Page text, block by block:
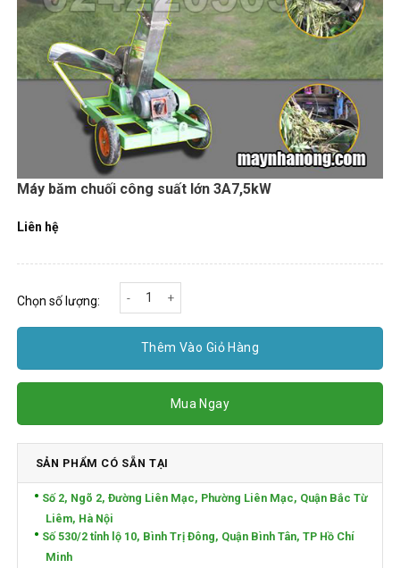
Máy băm chuối công suất lớn 3A7,5kW
Liên hệ
Máy băm chuối công suất lớn 3A7,5kW số lượng
Chọn số lượng:
Thêm Vào Giỏ Hàng
Mua Ngay
SẢN PHẨM CÓ SẴN TẠI
Số 2, Ngõ 2, Đường Liên Mạc, Phường Liên Mạc, Quận Bắc Từ
Liêm, Hà Nội
Số 530/2 tỉnh lộ 10, Bình Trị Đông, Quận Bình Tân, TP Hồ Chí
Minh